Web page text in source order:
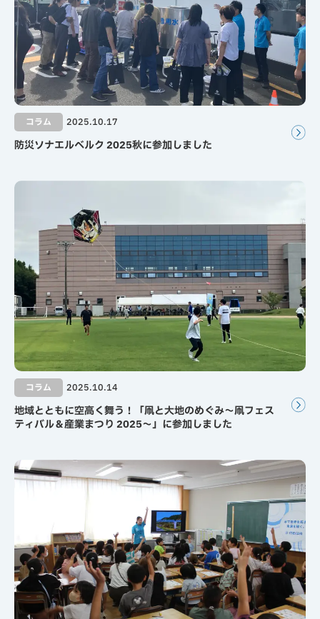
コラム 2025.10.17
防災ソナエルベルク 2025秋に参加しました
コラム 2025.10.14
地域とともに空高く舞う！「凧と大地のめぐみ～凧フェス
ティバル＆産業まつり 2025～」に参加しました